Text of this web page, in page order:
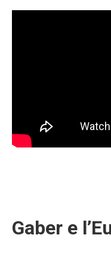
Gaber e